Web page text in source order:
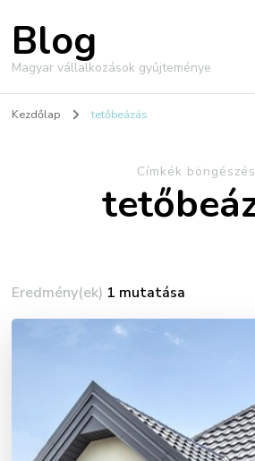
Blog
Magyar vállalkozások gyűjteménye
Kezdőlap tetőbeázás
Címkék
Eredmény(ek) 1 mutatása